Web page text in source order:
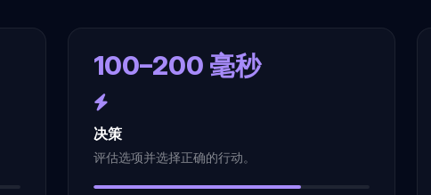
100–200 毫秒
决策
评估选项并选择正确的行动。